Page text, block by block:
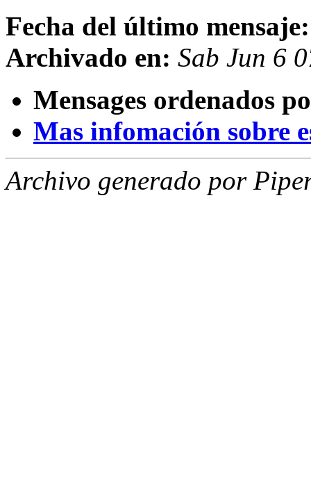
Fecha del último mensaje:
Archivado en: Sab Jun 6
Mensages ordenados
Mas infomación sobre
Archivo generado por